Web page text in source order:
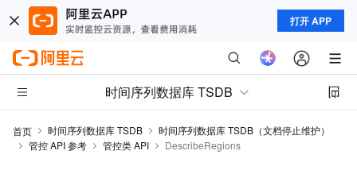
打开 APP
时间序列数据库 TSDB
首页 时间序列数据库 TSDB
时间序列数据库 TSDB（文档停止维护）
管控 API 参考
管控类 API DescribeRegions